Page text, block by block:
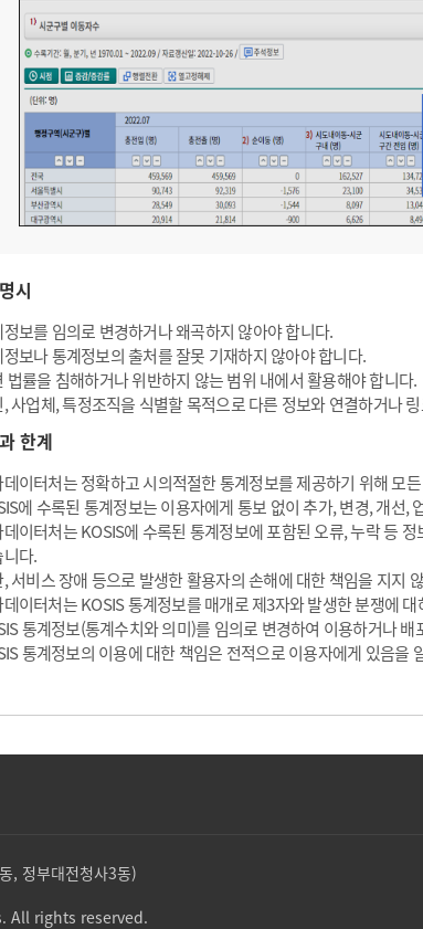
시
보를 임의로 변경하거나 왜곡하지 않아야 합니다.
보나 통계정보의 출처를 잘못 기재하지 않아야 합니다.
법률을 침해하거나 위반하지 않는 범위 내에서 활용해야 합니다.
, 사업체, 특정조직을 식별할 목적으로 다른 정보와 연결하거나
한계
이터처는 정확하고 시의적절한 통계정보를 제공하기 위해 모
에 수록된 통계정보는 이용자에게 통보 없이 추가, 변경, 개선,
이터처는 KOSIS에 수록된 통계정보에 포함된 오류, 누락 등
다.
서비스 장애 등으로 발생한 활용자의 손해에 대한 책임을 지지
이터처는 KOSIS 통계정보를 매개로 제3자와 발생한 분쟁에
통계정보(통계수치와 의미)를 임의로 변경하여 이용하거나
통계정보의 이용에 대한 책임은 전적으로 이용자에게 있음을
, 정부대전청사3동)
All rights reserved.